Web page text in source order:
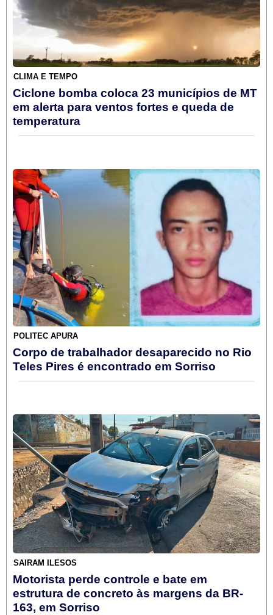
CLIMA E TEMPO
Ciclone bomba coloca 23 municípios de MT
em alerta para ventos fortes e queda de
temperatura
POLITEC APURA
Corpo de trabalhador desaparecido no Rio
Teles Pires é encontrado em Sorriso
SAIRAM ILESOS
Motorista perde controle e bate em
estrutura de concreto às margens da BR-
163, em Sorriso